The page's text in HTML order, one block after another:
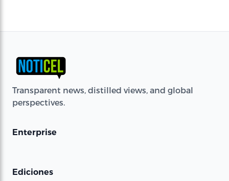
Transparent news, distilled views, and global
perspectives.
Enterprise
Ediciones